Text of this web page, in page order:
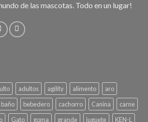
de las mascotas. Todo en un lugar!
adultos agility alimento
aro
baño bebedero cachorro Canina
carne
Gato goma grande juguete KEN-L